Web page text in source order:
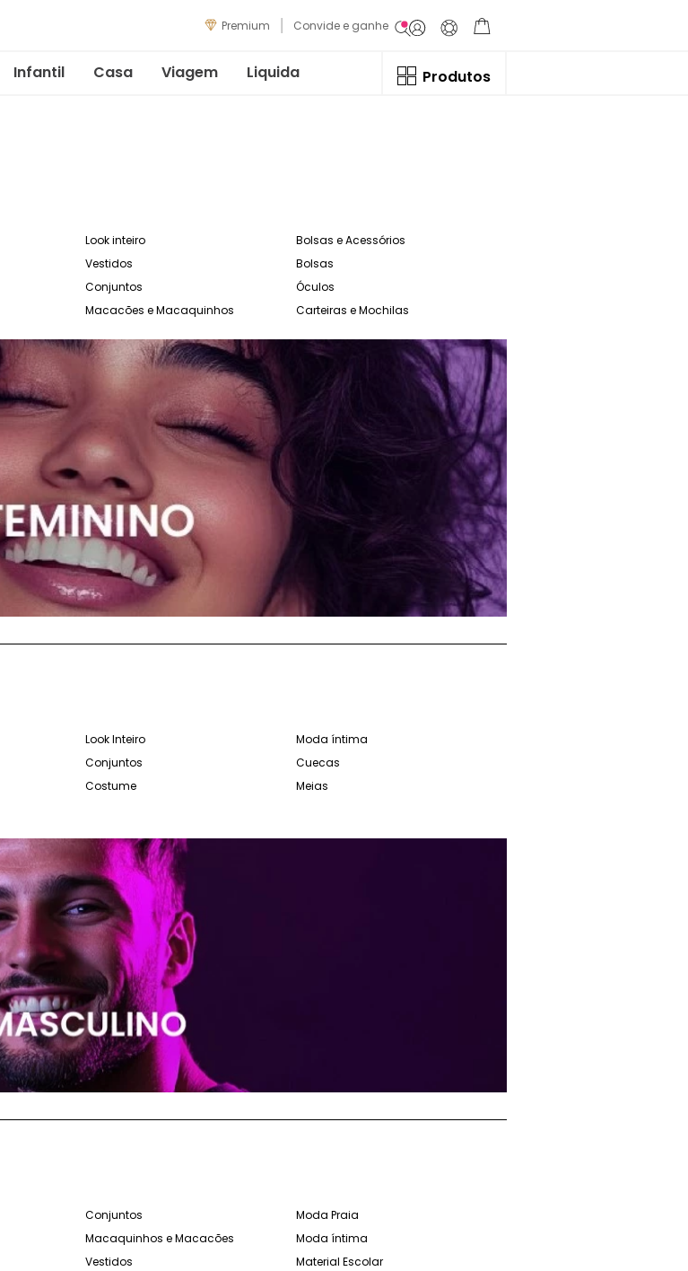
Premium Convide e ganhe
Infantil Casa Viagem Liquida Produtos
Look inteiro
Vestidos
Conjuntos
Macacões e Macaquinhos
Bolsas e Acessórios
Bolsas
Óculos
Carteiras e Mochilas
Look Inteiro
Conjuntos
Costume
Moda íntima
Cuecas
Meias
Conjuntos
Macaquinhos e Macacões
Vestidos
Moda Praia
Moda íntima
Material Escolar